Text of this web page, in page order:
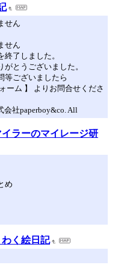
せん
せん
終了しました。
とうございました。
等ございましたら
ーム 】 よりお問合せくださ
会社paperboy&co. All
イラーのマイレージ研
め
く絵日記